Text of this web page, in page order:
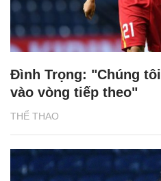
THỂ THAO
Đình Trọng: "Chúng
vào vòng tiếp theo"